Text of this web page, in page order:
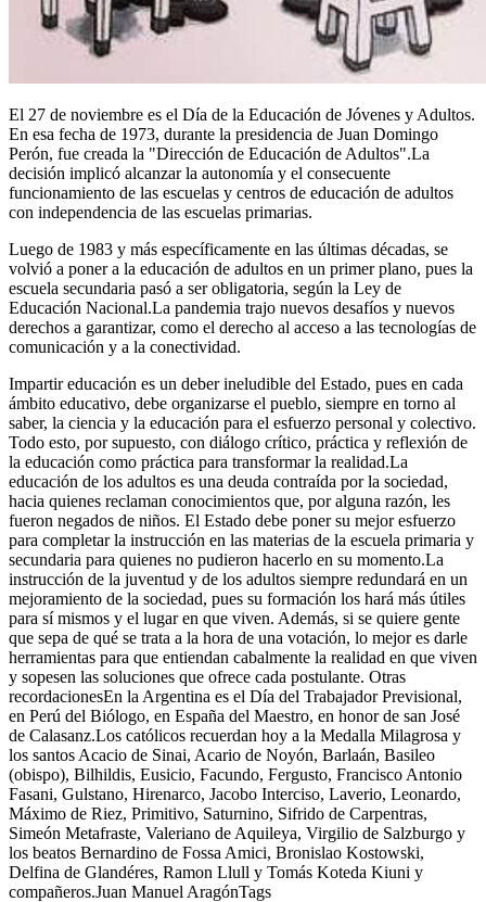
El 27 de noviembre es el Día de la Educación de Jóvenes y Adultos.
En esa fecha de 1973, durante la presidencia de Juan Domingo
Perón, fue creada la "Dirección de Educación de Adultos".La
decisión implicó alcanzar la autonomía y el consecuente
funcionamiento de las escuelas y centros de educación de adultos
con independencia de las escuelas primarias.
Luego de 1983 y más específicamente en las últimas décadas, se
volvió a poner a la educación de adultos en un primer plano, pues la
escuela secundaria pasó a ser obligatoria, según la Ley de
Educación Nacional.La pandemia trajo nuevos desafíos y nuevos
derechos a garantizar, como el derecho al acceso a las tecnologías de
comunicación y a la conectividad.
Impartir educación es un deber ineludible del Estado, pues en cada
ámbito educativo, debe organizarse el pueblo, siempre en torno al
saber, la ciencia y la educación para el esfuerzo personal y colectivo.
Todo esto, por supuesto, con diálogo crítico, práctica y reflexión de
la educación como práctica para transformar la realidad.La
educación de los adultos es una deuda contraída por la sociedad,
hacia quienes reclaman conocimientos que, por alguna razón, les
fueron negados de niños. El Estado debe poner su mejor esfuerzo
para completar la instrucción en las materias de la escuela primaria y
secundaria para quienes no pudieron hacerlo en su momento.La
instrucción de la juventud y de los adultos siempre redundará en un
mejoramiento de la sociedad, pues su formación los hará más útiles
para sí mismos y el lugar en que viven. Además, si se quiere gente
que sepa de qué se trata a la hora de una votación, lo mejor es darle
herramientas para que entiendan cabalmente la realidad en que viven
y sopesen las soluciones que ofrece cada postulante. Otras
recordacionesEn la Argentina es el Día del Trabajador Previsional,
en Perú del Biólogo, en España del Maestro, en honor de san José
de Calasanz.Los católicos recuerdan hoy a la Medalla Milagrosa y
los santos Acacio de Sinai, Acario de Noyón, Barlaán, Basileo
(obispo), Bilhildis, Eusicio, Facundo, Fergusto, Francisco Antonio
Fasani, Gulstano, Hirenarco, Jacobo Interciso, Laverio, Leonardo,
Máximo de Riez, Primitivo, Saturnino, Sifrido de Carpentras,
Simeón Metafraste, Valeriano de Aquileya, Virgilio de Salzburgo y
los beatos Bernardino de Fossa Amici, Bronislao Kostowski,
Delfina de Glandéres, Ramon Llull y Tomás Koteda Kiuni y
compañeros.Juan Manuel AragónTags